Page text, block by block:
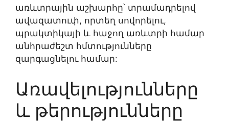
առևտրային աշխարհը՝ տրամադրելով
ավազատուփ, որտեղ սովորելու,
պրակտիկայի և հաջող առևտրի համար
անհրաժեշտ հմտությունները
զարգացնելու համար:
Առավելությունները
և թերությունները